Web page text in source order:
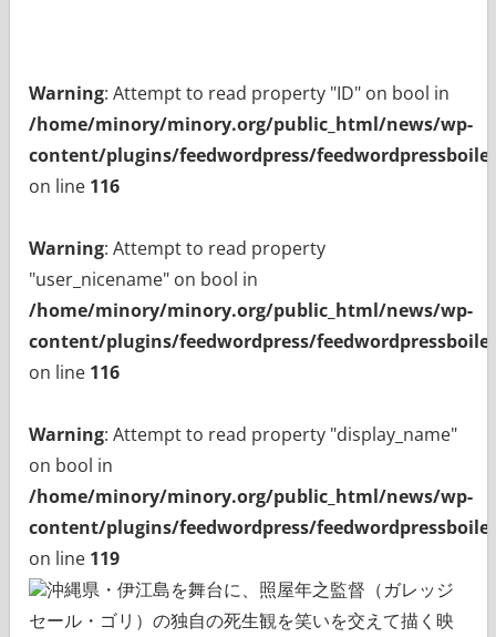
Warning: Attempt to read property "ID" on bool in
/home/minory/minory.org/public_html/news/wp-
content/plugins/feedwordpress/
on line 116
Warning: Attempt to read property
"user_nicename" on bool in
/home/minory/minory.org/public_html/news/wp-
content/plugins/feedwordpress/
on line 116
Warning: Attempt to read property "display_name"
on bool in
/home/minory/minory.org/public_html/news/wp-
content/plugins/feedwordpress/
on line 119
沖縄県・伊江島を舞台に、照屋年之監督（ガレッジ
セール・ゴリ）の独自の死生観を笑いを交えて描く映